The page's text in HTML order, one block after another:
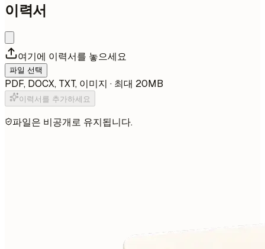
이력서
여기에 이력서를 놓으세요
파일 선택
PDF, DOCX, TXT, 이미지 · 최대 20MB
이력서를 추가하세요
파일은 비공개로 유지됩니다.